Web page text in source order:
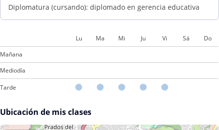
Diplomatura (cursando): diplomado en gerencia educativa
Lu Ma Mi Ju Vi Sá
Do
Mañana
Mediodía
Tarde
Ubicación de mis clases